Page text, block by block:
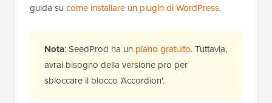
guida su come installare un plugin di WordPress.
Nota: SeedProd ha un piano gratuito. Tuttavia,
avrai bisogno della versione pro per
sbloccare il blocco 'Accordion'.